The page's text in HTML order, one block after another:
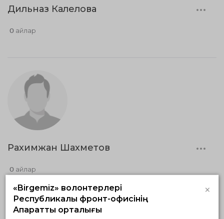
Дильназ Калелова
0 айлар
Рахимжан Шахметов
0 айлар
«Birgemiz» волонтерлері
Республикалық фронт-офисінің
Ақпараттық орталығы
×